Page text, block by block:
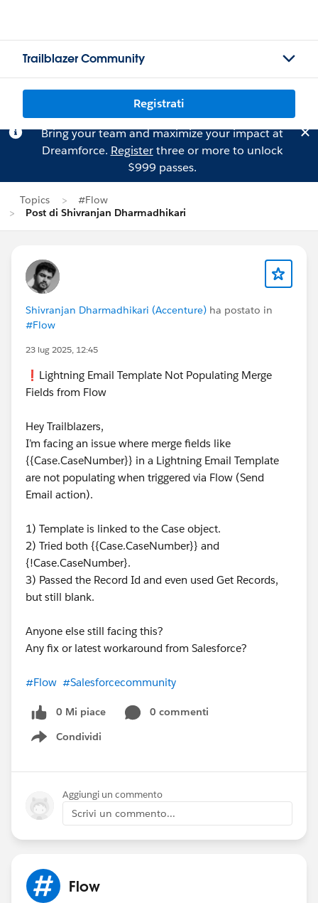
Trailblazer Community
Registrati
Bring your team and maximize your impact at
Dreamforce. Registerthree or more to unlock
$999 passes.
Topics
#Flow
Post di Shivranjan Dharmadhikari
Shivranjan Dharmadhikari (Accenture) ha postato in
#Flow
23 lug 2025, 12:45
❗️Lightning Email Template Not Populating Merge
Fields from Flow
Hey Trailblazers,
I’m facing an issue where merge fields like
{{Case.CaseNumber}} in a Lightning Email Template
are not populating when triggered via Flow (Send
Email action).
1) Template is linked to the Case object.
2) Tried both {{Case.CaseNumber}} and
{!Case.CaseNumber}.
3) Passed the Record Id and even used Get Records,
but still blank.
Anyone else still facing this?
Any fix or latest workaround from Salesforce?
#Flow #Salesforcecommunity
0 Mi piace
0 commenti
Condividi
Show menu
Aggiungi un commento
Scrivi un commento...
Flow